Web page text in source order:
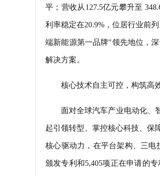
平；营收从127.5亿元攀升至
利率稳定在20.9%，位居行业前
端新能源第一品牌"领先地位，
解决方案。
核心技术自主可控，构筑高
面对全球汽车产业电动化、
起引领转型、掌控核心科技、保
核心驱动力，在平台架构、三电
颁发专利和5,405项正在申请的